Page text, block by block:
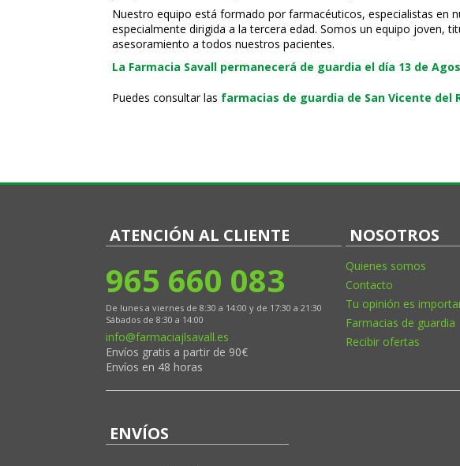
Nuestro equipo está formado por farmacéuticos, especialistas en
especialmente dirigida a la tercera edad. Somos un equipo joven,
asesoramiento a todos nuestros pacientes.
La Farmacia Savall permanecerá de guardia el día 13 de
Puedes consultar las farmacias de guardia de San Vicente del
ATENCIÓN AL CLIENTE
965 660 083
De lunes a viernes de 8:30 a 14:00 y de 17:30 a 21:30
Sábados de 8:30 a 14:00
info@farmaciajlsavall.es
Envíos gratis a partir de 90€
Envíos en 48 horas
NOSOTROS
Quienes somos
Contacto
Tu opinión es
Farmacias de guardia
Recibir ofertas
ENVÍOS